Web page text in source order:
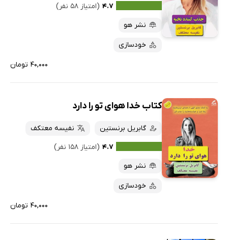
۴.۷ (امتیاز ۵۸ نفر)
نشر هو
خودسازی
۴۰,۰۰۰ تومان
کتاب خدا هوای تو را دارد
گابریل برنستین
نفیسه معتکف
۴.۷ (امتیاز ۱۵۸ نفر)
نشر هو
خودسازی
۴۰,۰۰۰ تومان